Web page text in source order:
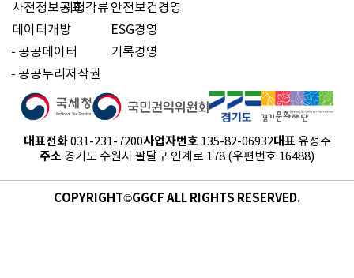
대표전화 031-231-7200사업자번호 135-82-06932대표 유정주
주소 경기도 수원시 팔달구 인계로 178 (우편번호 16488)
사전정보공표
데이터개방
공공데이터
공공누리저작권
시청각류 안전보건경영
ESG경영
기록경영
COPYRIGHT©GGCF ALL RIGHTS RESERVED.